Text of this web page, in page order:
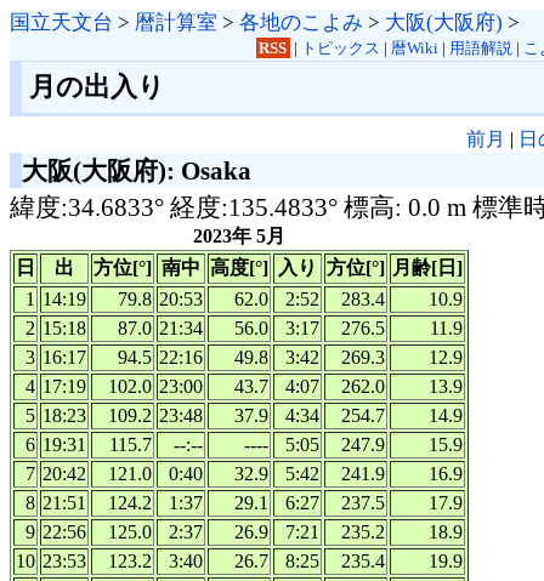
国立天文台 > 暦計算室 > 各地のこよみ > 大阪(大阪府) >
RSS | トピックス | 暦Wiki| 用語解説| こ
月の出入り
前月 |
大阪(大阪府): Osaka
緯度:34.6833° 経度:135.4833° 標高: 0.0 m 標準
2023年 5月
日
出 方位[°] 南中 高度[°] 入り 方位[°] 月齢[日]
1 14:19 79.8 20:53 62.0 2:52 283.4
10.9
2 15:18 87.0 21:34 56.0 3:17 276.5
11.9
3 16:17 94.5 22:16 49.8 3:42 269.3
12.9
4 17:19 102.0 23:00 43.7 4:07 262.0
13.9
5 18:23 109.2 23:48 37.9 4:34 254.7
14.9
6 19:31 115.7 --:-- ---- 5:05 247.9
15.9
7 20:42 121.0 0:40 32.9 5:42 241.9
16.9
8 21:51 124.2 1:37 29.1 6:27 237.5
17.9
9 22:56 125.0 2:37 26.9 7:21 235.2
18.9
10 23:53 123.2 3:40 26.7 8:25 235.4
19.9